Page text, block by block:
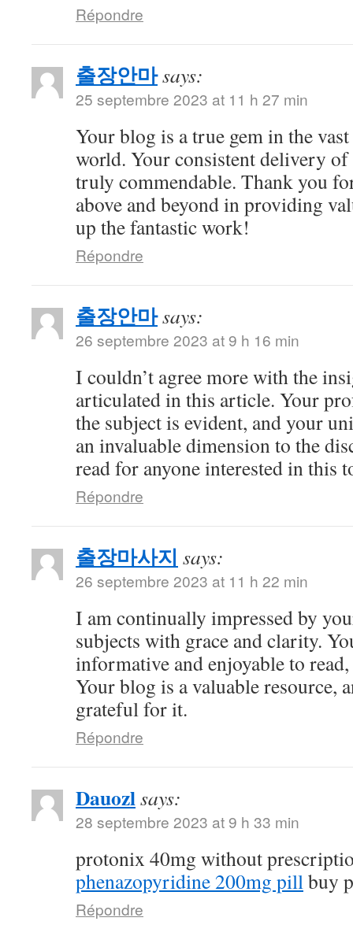
Répondre
출장안마says:
25 septembre 2023 at 11 h 27 min
Your blog is a true gem in the
world. Your consistent delivery
truly commendable. Thank you
above and beyond in providing
up the fantastic work!
Répondre
출장안마says:
26 septembre 2023 at 9 h 16 min
I couldn’t agree more with the
articulated in this article. Your
the subject is evident, and your
an invaluable dimension to the
read for anyone interested in this
Répondre
출장마사지 says:
26 septembre 2023 at 11 h 22 min
I am continually impressed by
subjects with grace and clarity.
informative and enjoyable to
Your blog is a valuable resource,
grateful for it.
Répondre
Dauozlsays:
28 septembre 2023 at 9 h 33 min
protonix 40mg without
phenazopyridine 200mg pillbuy
Répondre